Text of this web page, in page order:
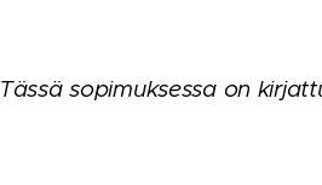
Tässä sopimuksessa on